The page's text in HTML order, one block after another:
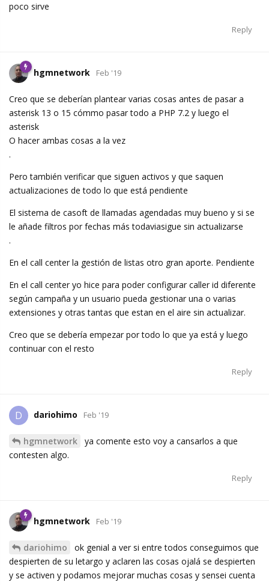
poco sirve
Reply
hgmnetwork Feb '19
Creo que se deberían plantear varias cosas antes de pasar a
asterisk 13 o 15 cómmo pasar todo a PHP 7.2 y luego el
asterisk
O hacer ambas cosas a la vez
.
Pero también verificar que siguen activos y que saquen
actualizaciones de todo lo que está pendiente
El sistema de casoft de llamadas agendadas muy bueno y si se
le añade filtros por fechas más todaviasigue sin actualizarse
.
En el call center la gestión de listas otro gran aporte. Pendiente
En el call center yo hice para poder configurar caller id diferente
según campaña y un usuario pueda gestionar una o varias
extensiones y otras tantas que estan en el aire sin actualizar.
Creo que se debería empezar por todo lo que ya está y luego
continuar con el resto
Reply
D dariohimo Feb '19
hgmnetwork
ya comente esto voy a cansarlos a que
contesten algo.
Reply
hgmnetwork Feb '19
dariohimo
ok genial a ver si entre todos conseguimos que
despierten de su letargo y aclaren las cosas ojalá se despierten
y se activen y podamos mejorar muchas cosas y sensei cuenta